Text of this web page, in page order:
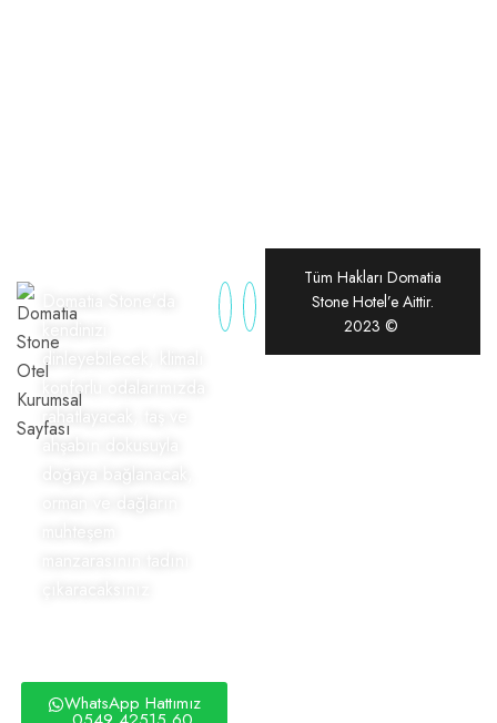
Domatia Stone’da
dinleyebilecek, klimalı
konforlu odalarımızda
rahatlayacak, taş ve
doğaya bağlanacak,
orman ve dağların
WhatsApp Hattımız
Tüm Hakları Domatia
Stone Hotel’e Aittir.
2023 ©